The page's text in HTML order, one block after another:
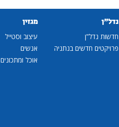
נדל"ן
חדשות נדל"ן
פרויקטים חדשים בנתניה
מגזין
עיצוב וסטייל
אנשים
אוכל ומתכונים